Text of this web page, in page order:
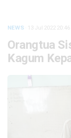
NEWS · 13 Jul 2022 20:46
Orangtua
Kagum